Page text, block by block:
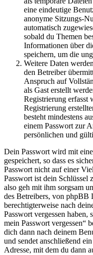
eine eindeutige
anonyme Sitzungs-
automatisch
sobald du Themen
Informationen über
speichern, um die
Weitere Daten
den Betreiber
Anspruch auf
als Gast erstellt
Registrierung erfasst
Registrierung
besteht mindestens
einem Passwort zur
persönlichen und
Dein Passwort wird mit
gespeichert, so dass es
Passwort nicht auf einer
Passwort ist dein Schlüssel
also geh mit ihm sorgsam
des Betreibers, von
berechtigterweise nach
Passwort vergessen
mein Passwort vergessen“
dich dann nach deinem
und sendet anschließend
Adresse, mit dem du dann